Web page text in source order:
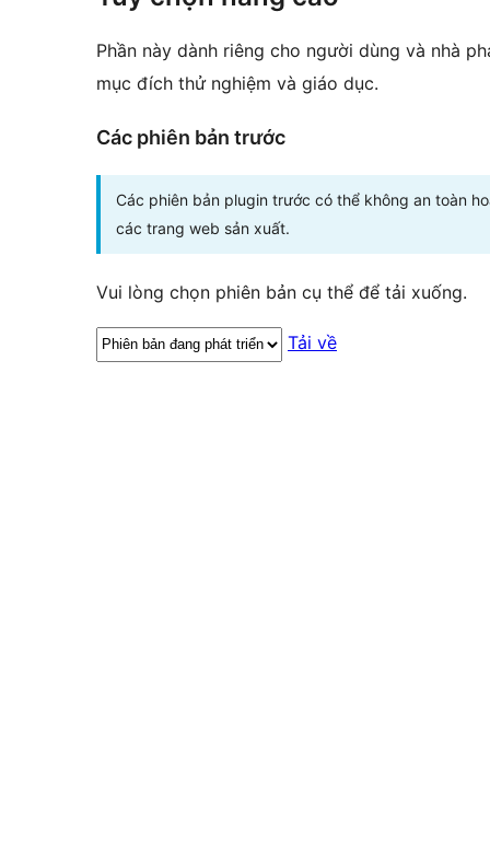
Phần này dành riêng cho người dùng và nhà
mục đích thử nghiệm và giáo dục.
Các phiên bản trước
Các phiên bản plugin trước có thể không an toàn
các trang web sản xuất.
Vui lòng chọn phiên bản cụ thể để tải xuống.
Tải về